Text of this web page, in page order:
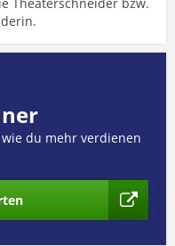
du mehr verdienen